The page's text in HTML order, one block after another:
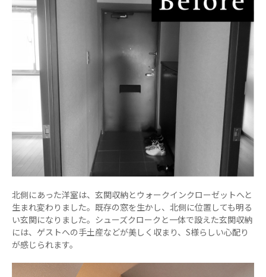
北側にあった洋室は、玄関収納とウォークインクローゼットへと
生まれ変わりました。既存の窓を生かし、北側に位置しても明る
い玄関になりました。シューズクロークと一体で設えた玄関収納
には、ゲストへの手土産などが美しく収まり、S様らしい心配り
が感じられます。